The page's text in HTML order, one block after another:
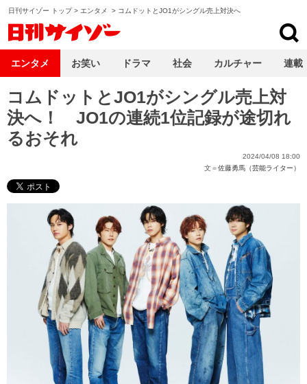
日刊サイゾー トップ> エンタメ > コムドットとJO1がシングル売上対決へ
コムドットとJO1がシングル売上対
決へ！ JO1の連続1位記録が途切れ
るおそれ
2024/04/08 18:00
文＝佐藤勇馬（芸能ライター）
エンタメ お笑い ドラマ 社会 カルチャー 連載